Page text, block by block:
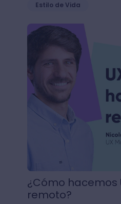
Estilo de Vida
¿Cómo hacemos UX
¿Cómo hacemos
remoto?